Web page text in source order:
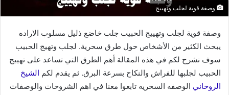
وصفة قوية لجلب وتهييج
وصفة قوية لجلب وتهييج الحبيب جلب خاضع ذليل مسلوب الاراده
يبحث الكثير من الأشخاص حول طرق سحرية. لجلب وتهيج الحبيب
سوف نشرح لكم في هذه المقالة أهم الطرق التي تساعد على تهييج
الحبيب لجلبها للفراش والنكاح بسرعة البرق. ثم يقدم لكم الشيخ
الروحاني الوصفه السحريه تابعوا معنا في اهم الشروحات والوصفات